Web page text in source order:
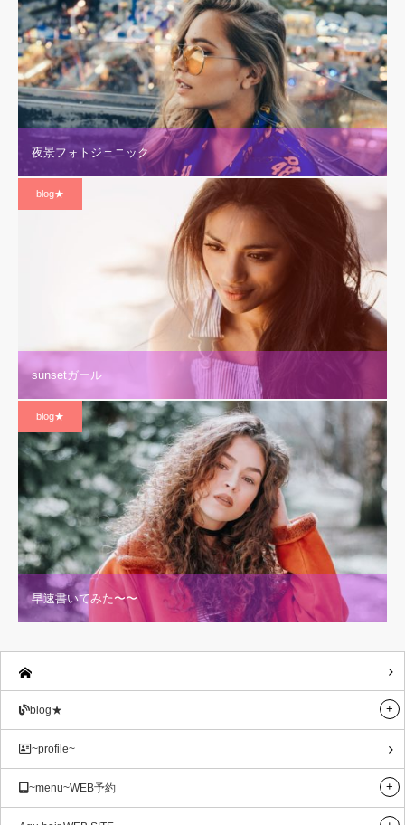
夜景フォトジェニック
blog★
sunsetガール
blog★
早速書いてみた〜〜
blog★
~profile~
~menu~WEB予約